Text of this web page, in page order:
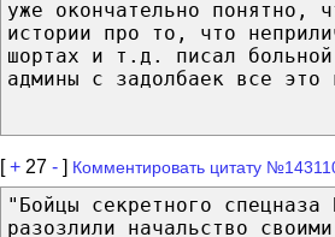
уже окончательно понятно,
истории про то, что
шортах и т.д. писал
админы с задолбаек все это
[+ 27 - ] Комментировать цитату
"Бойцы секретного спецназа
разозлили начальство